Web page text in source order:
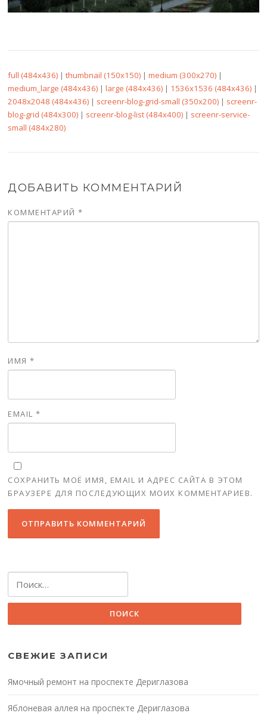
full (484x436) |thumbnail (150x150) |medium (300x270) |
medium_large (484x436) |large (484x436) | 1536x1536 (484x436) |
2048x2048 (484x436) | screenr-blog-grid-small (350x200) | screenr-
blog-grid (484x300) | screenr-blog-list (484x400) | screenr-service-
small (484x280)
ДОБАВИТЬ КОММЕНТАРИЙ
КОММЕНТАРИЙ*
ИМЯ*
EMAIL*
СОХРАНИТЬ МОЁ ИМЯ, EMAIL И АДРЕС САЙТА В ЭТОМ
БРАУЗЕРЕ ДЛЯ ПОСЛЕДУЮЩИХ МОИХ КОММЕНТАРИЕВ.
СВЕЖИЕ ЗАПИСИ
Ямочный ремонт на проспекте Дериглазова
Яблоневая аллея на проспекте Дериглазова